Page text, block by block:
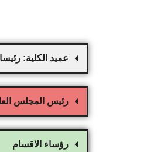
عميد الكلية: رئيسا
رئيس المجلس
رؤساء الاقسام